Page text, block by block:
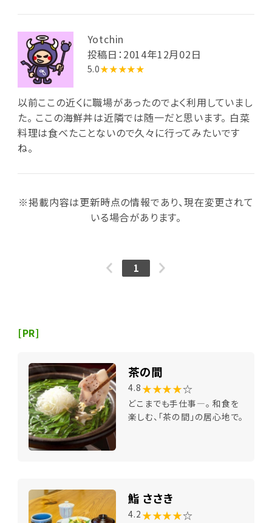
Yotchin
投稿日：2014年12月02日
5.0★★★★★
以前ここの近くに職場があったのでよく利用していまし
た。 ここの海鮮丼は近隣では随一だと思います。 白菜
料理は食べたことないので久々に行ってみたいです
ね。
※掲載内容は更新時点の情報であり、現在変更されて
いる場合があります。
1
[PR]
茶の間
4.8 ★★★★☆
どこまでも手仕事―。 和食を
楽しむ、「茶の間」の居心地で。
鮨 ささき
4.2 ★★★★☆